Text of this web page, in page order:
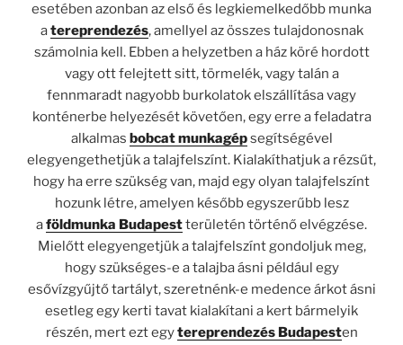
esetében azonban az első és legkiemelkedőbb munka
atereprendezés, amellyel az összes tulajdonosnak
számolnia kell. Ebben a helyzetben a ház köré hordott
vagy ott felejtett sitt, törmelék, vagy talán a
fennmaradt nagyobb burkolatok elszállítása vagy
konténerbe helyezését követően, egy erre a feladatra
alkalmas bobcat munkagépsegítségével
elegyengethetjük a talajfelszínt. Kialakíthatjuk a rézsűt,
hogy ha erre szükség van, majd egy olyan talajfelszínt
hozunk létre, amelyen később egyszerűbb lesz
aföldmunka Budapestterületén történő elvégzése.
Mielőtt elegyengetjük a talajfelszínt gondoljuk meg,
hogy szükséges-e a talajba ásni például egy
esővízgyűjtő tartályt, szeretnénk-e medence árkot ásni
esetleg egy kerti tavat kialakítani a kert bármelyik
részén, mert ezt egytereprendezés Budapesten